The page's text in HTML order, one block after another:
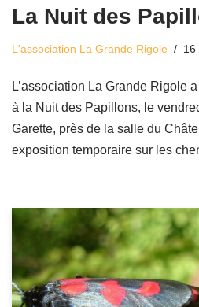
La Nuit des
L'association La Grande Rigole 16
L’association La Grande Rigole
à la Nuit des Papillons, le
Garette, près de la salle du
exposition temporaire sur les